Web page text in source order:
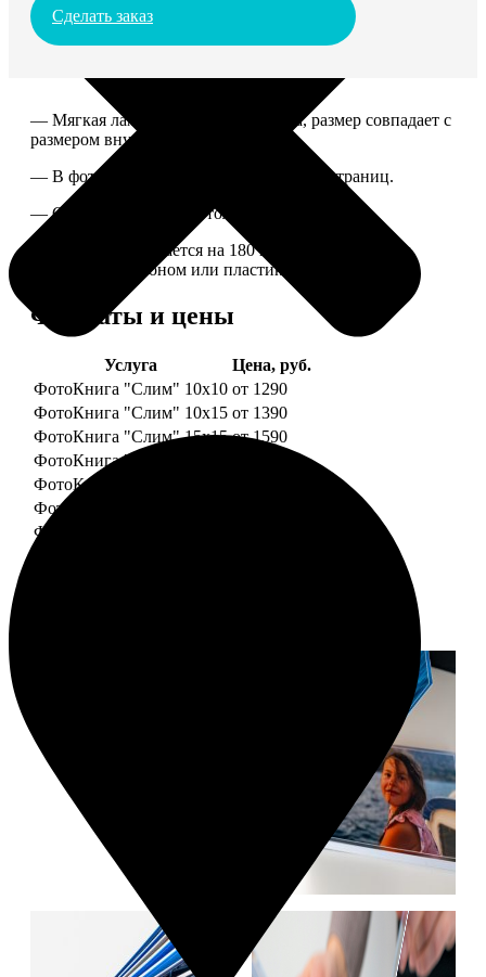
Сделать заказ
— Мягкая ламинированная обложка, размер совпадает с
размером внутреннего блока.
— В фотокниге может быть от 10 до 50 страниц.
— Страницы плотные, толщина 1 мм.
— Книга раскрывается на 180 градусов, развороты
укреплены картоном или пластиком.
Форматы и цены
Услуга
Цена, руб.
ФотоКнига "Слим" 10x10 от 1290
ФотоКнига "Слим" 10x15 от 1390
ФотоКнига "Слим" 15x15 от 1590
ФотоКнига "Слим" 15x20
ФотоКнига "Слим" 20x20
ФотоКнига "Слим" 20x30
ФотоКнига "Слим" 25x25